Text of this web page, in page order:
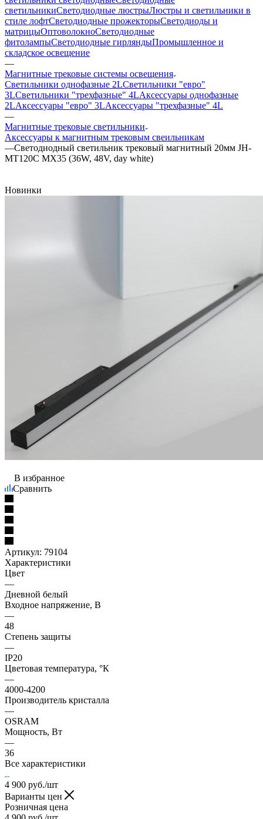
светильникиСветодиодные люстрыЛюстры и светильники в
стиле лофтСветодиодные прожекторыСветодиоды и
матрицыОптоволокноСветодиодные
фитолампыСветодиодные гирляндыПромышленное и
складское освещение
—
Магнитные трековые системы освещения
Светильники однофазные 2LСветильники "евро"
3LСветильники "трехфазные" 4LАксессуары однофазные
2LАксессуары "евро" 3LАксессуары "трехфазные" 4L
—
Магнитные трековые светильники
Аксессуары к магнитным трековым свеильникам
—Светодиодный светильник трековый магнитный 20мм JH-
MT120C MX35 (36W, 48V, day white)
Новинки
В избранное
Сравнить
Артикул: 79104
Характеристики
Цвет
—
Дневной белый
Входное напряжение, В
—
48
Степень защиты
—
IP20
Цветовая температура, °К
—
4000-4200
Производитель кристалла
—
OSRAM
Мощность, Вт
—
36
Все характеристики
4 900 руб./шт
Варианты цен
Розничная цена